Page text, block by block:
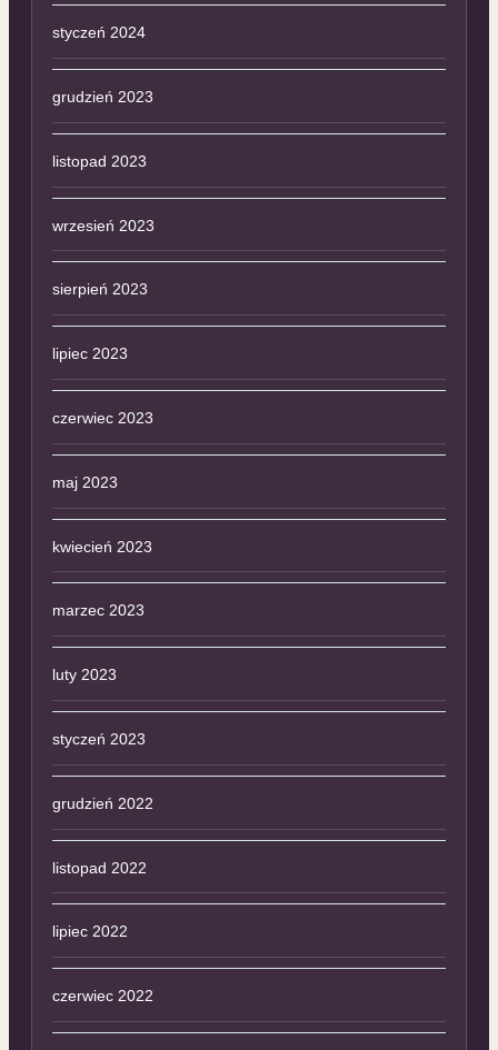
styczeń 2024
grudzień 2023
listopad 2023
wrzesień 2023
sierpień 2023
lipiec 2023
czerwiec 2023
maj 2023
kwiecień 2023
marzec 2023
luty 2023
styczeń 2023
grudzień 2022
listopad 2022
lipiec 2022
czerwiec 2022